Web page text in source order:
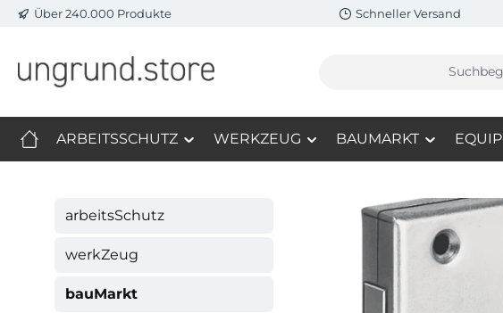
Hauptinhalt springen
Zur Suche springen
Zur Hauptnavigation springen
Über 240.000 Produkte Schneller Versand
ARBEITSSCHUTZ WERKZEUG BAUMARKT EQUIP
arbeitsSchutz
werkZeug
bauMarkt